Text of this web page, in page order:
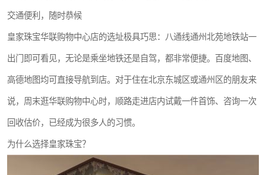
交通便利，随时恭候
皇家珠宝华联购物中心店的选址极具巧思：八通线通州北苑地铁站一
出门即可看见，无论是乘坐地铁还是自驾，都非常便捷。百度地图、
高德地图均可直接导航到店。对于住在北京东城区或通州区的朋友来
说，周末逛华联购物中心时，顺路走进店内试戴一件首饰、咨询一次
回收估价，已经成为很多人的习惯。
为什么选择皇家珠宝？